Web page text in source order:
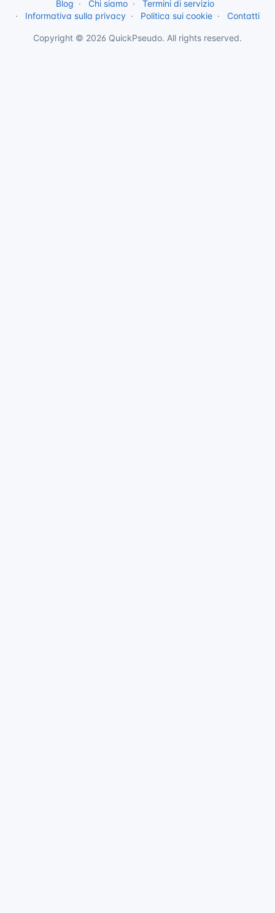
Blog Chi siamo
Termini di servizio
Informativa sulla privacy
Politica sui cookie Contatti
Copyright © 2026 QuickPseudo. All rights reserved.